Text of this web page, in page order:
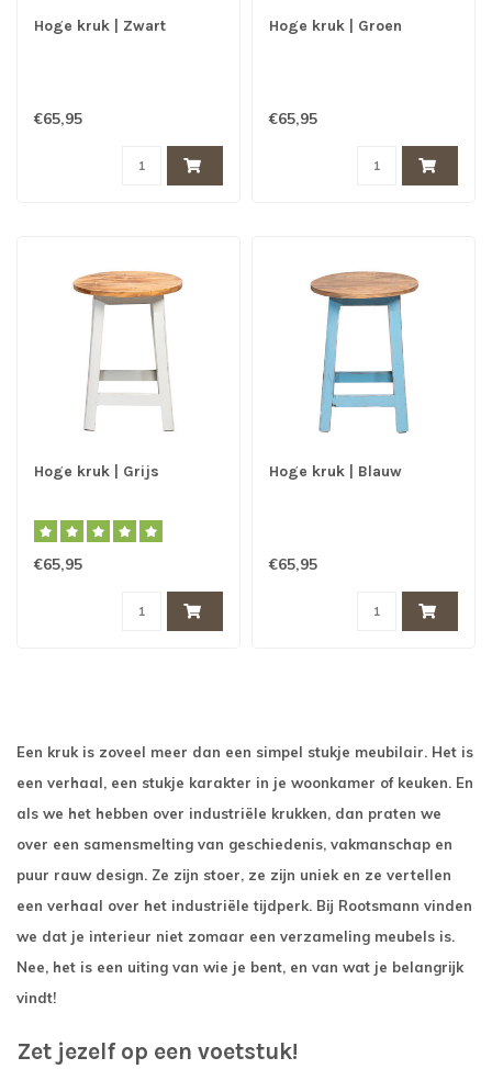
Hoge kruk | Zwart
€65,95
Hoge kruk | Groen
€65,95
Hoge kruk | Grijs
€65,95
Hoge kruk | Blauw
€65,95
Een kruk is zoveel meer dan een simpel stukje meubilair. Het is
een verhaal, een stukje karakter in je woonkamer of keuken. En
als we het hebben over industriële krukken, dan praten we
over een samensmelting van geschiedenis, vakmanschap en
puur rauw design. Ze zijn stoer, ze zijn uniek en ze vertellen
een verhaal over het industriële tijdperk. Bij Rootsmann vinden
we dat je interieur niet zomaar een verzameling meubels is.
Nee, het is een uiting van wie je bent, en van wat je belangrijk
vindt!
Zet jezelf op een voetstuk!